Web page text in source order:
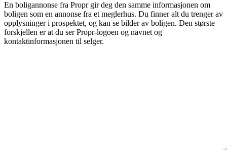
En boligannonse fra Propr gir deg den samme informasjonen om
boligen som en annonse fra et meglerhus. Du finner alt du trenger av
opplysninger i prospektet, og kan se bilder av boligen. Den største
forskjellen er at du ser Propr-logoen og navnet og
kontaktinformasjonen til selger.